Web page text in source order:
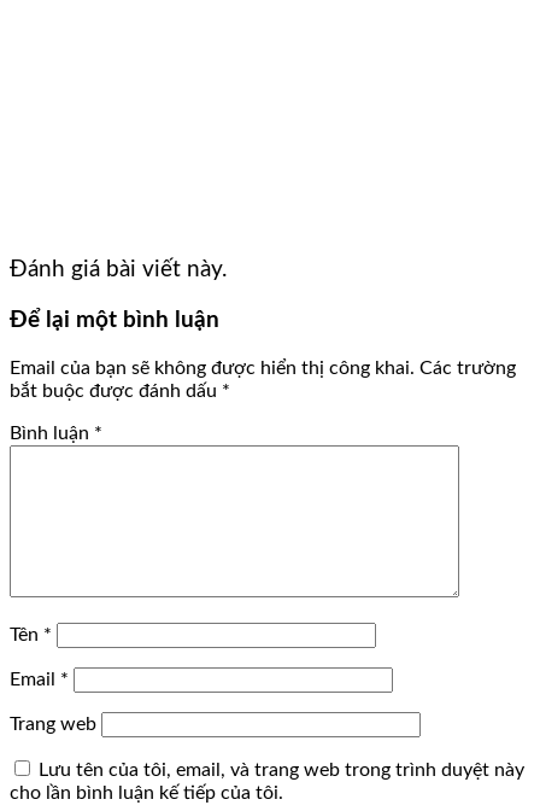
Đánh giá bài viết này.
Để lại một bình luận
Email của bạn sẽ không được hiển thị công khai. Các trường
bắt buộc được đánh dấu *
Bình luận *
Tên *
Email *
Trang web
Lưu tên của tôi, email, và trang web trong trình duyệt này
cho lần bình luận kế tiếp của tôi.